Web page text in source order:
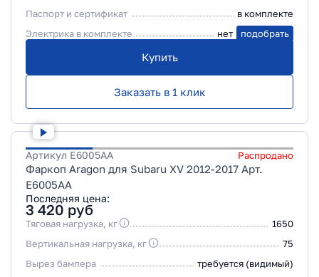
Паспорт и сертификат
в комплекте
Электрика в комплекте
нет подобрать
Купить
Заказать в 1 клик
Артикул E6005AA Распродано
Фаркоп Aragon для Subaru XV 2012-2017 Арт.
E6005AA
Последняя цена:
3 420 руб
Тяговая нагрузка, кг
1650
Вертикальная нагрузка, кг
75
Вырез бампера
требуется (видимый)